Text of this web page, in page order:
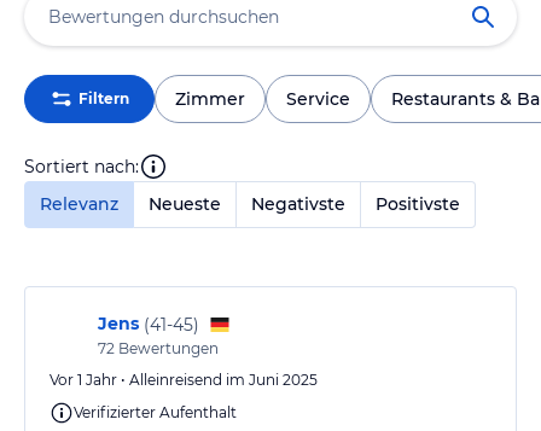
Filtern Zimmer Service Restaurants &
Sortiert nach:
Relevanz
Neueste Negativste Positivste
Jens (41-45)
72 Bewertungen
Vor 1 Jahr • Alleinreisend im Juni 2025
Verifizierter Aufenthalt